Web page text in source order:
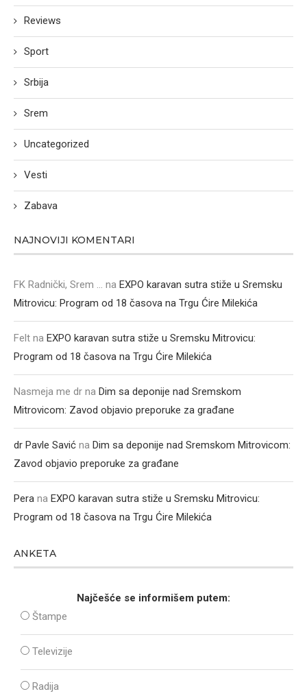
Reviews
Sport
Srbija
Srem
Uncategorized
Vesti
Zabava
NAJNOVIJI KOMENTARI
FK Radnički, Srem ... na EXPO karavan sutra stiže u Sremsku
Mitrovicu: Program od 18 časova na Trgu Ćire Milekića
Felt na EXPO karavan sutra stiže u Sremsku Mitrovicu:
Program od 18 časova na Trgu Ćire Milekića
Nasmeja me dr na Dim sa deponije nad Sremskom
Mitrovicom: Zavod objavio preporuke za građane
dr Pavle Savić na Dim sa deponije nad Sremskom Mitrovicom:
Zavod objavio preporuke za građane
Pera na EXPO karavan sutra stiže u Sremsku Mitrovicu:
Program od 18 časova na Trgu Ćire Milekića
ANKETA
Najčešće se informišem putem:
Štampe
Televizije
Radija